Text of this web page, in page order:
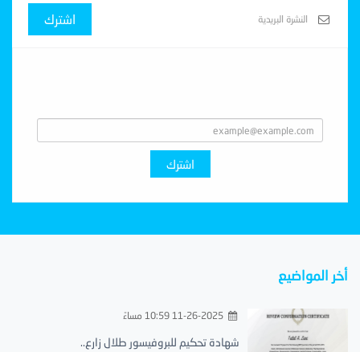
اشترك
اشترك
أخر المواضيع
11-26-2025 10:59 مساءً
شهادة تحكيم للبروفيسور طلال زارع..